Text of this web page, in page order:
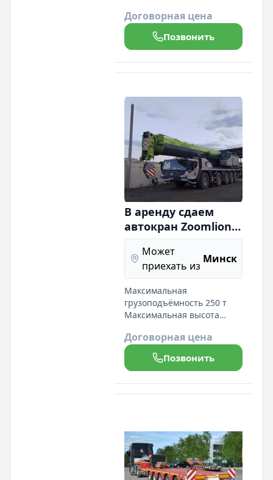
Договорная цена
Позвонить
В аренду сдаем
автокран Zoomlion
грузоподъемностью
300 тонн
Может
приехать из
Минск
Максимальная
грузоподъёмность 250 т
Максимальная высота
полностью выдвинута 88 м
Максимальная высота
подъёма стрелы с гуськом
крана (Д х Ш х В) 16150 x
Договорная цена
Позвонить